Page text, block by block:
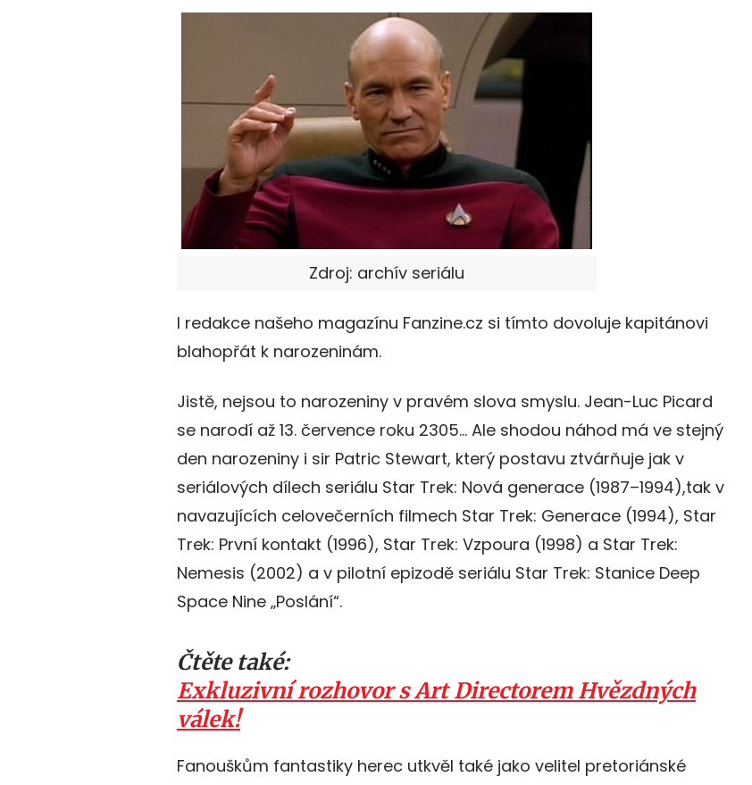
Zdroj: archív seriálu
I redakce našeho magazínu Fanzine.cz si tímto dovoluje kapitánovi
blahopřát k narozeninám.
Jistě, nejsou to narozeniny v pravém slova smyslu. Jean-Luc Picard
se narodí až 13. července roku 2305… Ale shodou náhod má ve stejný
den narozeniny i sir Patric Stewart, který postavu ztvárňuje jak v
seriálových dílech seriálu Star Trek: Nová generace (1987–1994),tak v
navazujících celovečerních filmech Star Trek: Generace (1994), Star
Trek: První kontakt (1996), Star Trek: Vzpoura (1998) a Star Trek:
Nemesis (2002) a v pilotní epizodě seriálu Star Trek: Stanice Deep
Space Nine „Poslání“.
Čtěte také:
Exkluzivní rozhovor s Art Directorem Hvězdných
válek!
Fanouškům fantastiky herec utkvěl také jako velitel pretoriánské